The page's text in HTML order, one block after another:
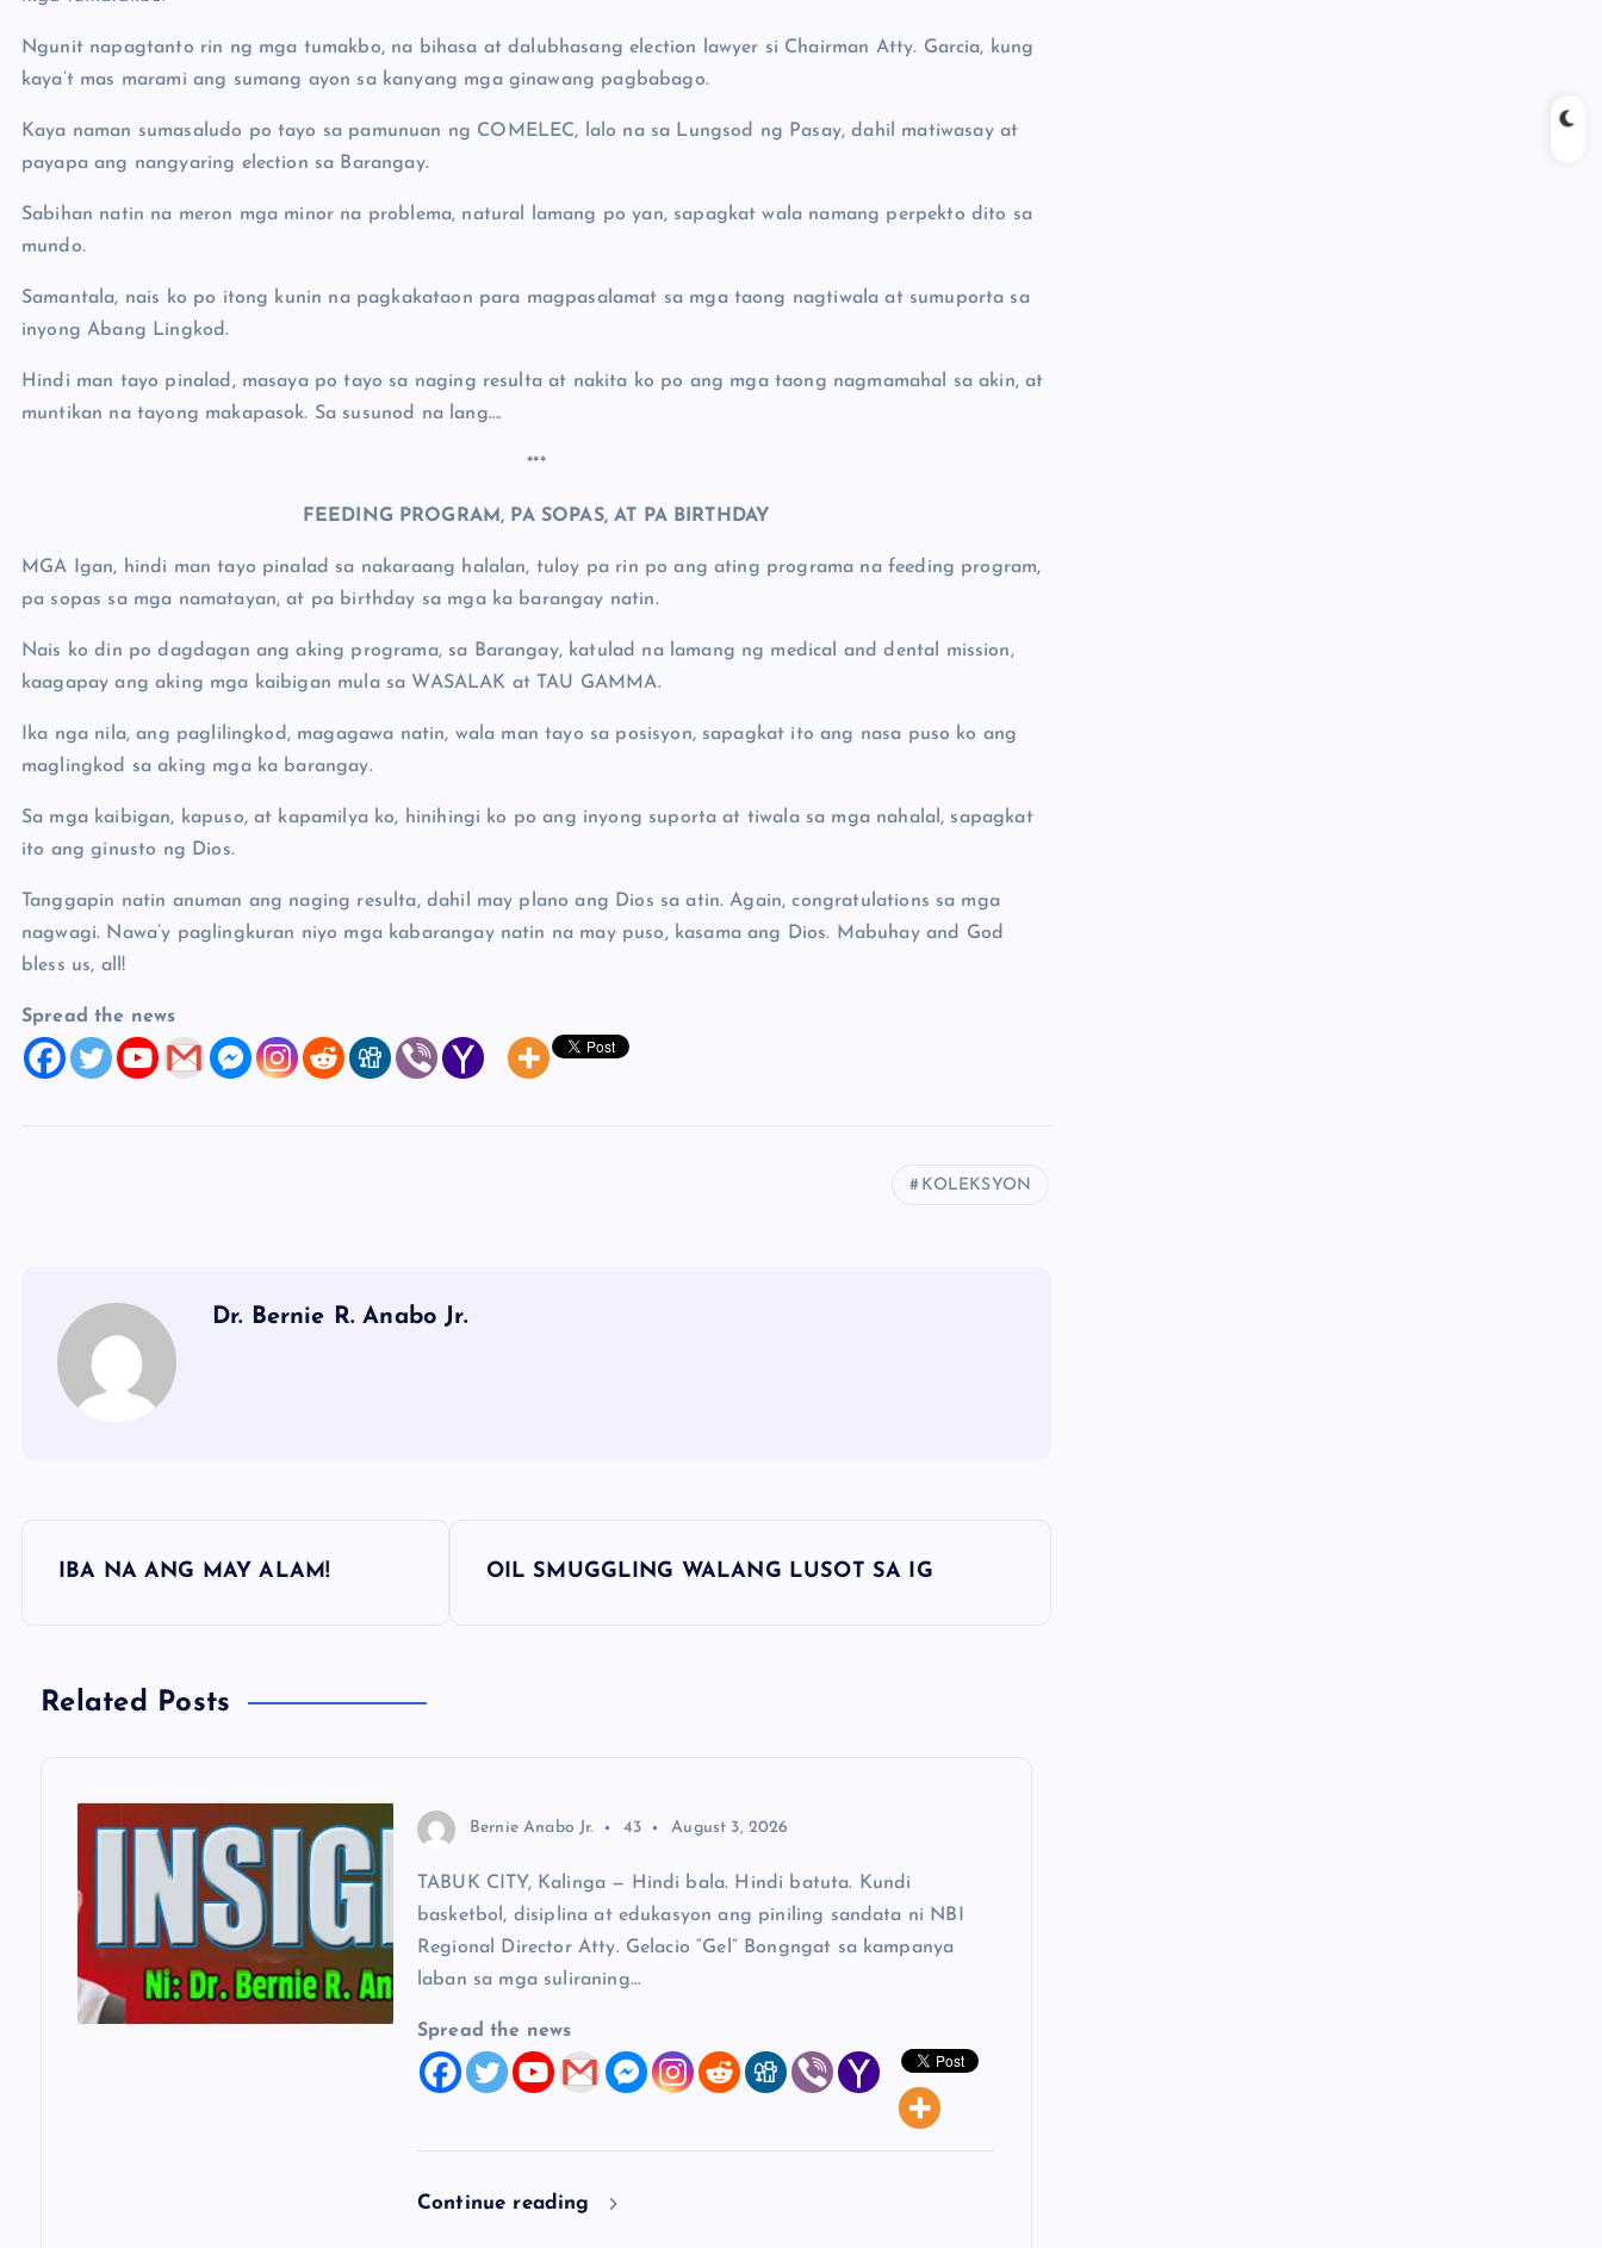
Ngunit napagtanto rin ng mga tumakbo, na bihasa at dalubhasang election lawyer si Chairman Atty. Garcia, kung
kaya’t mas marami ang sumang ayon sa kanyang mga ginawang pagbabago.
Kaya naman sumasaludo po tayo sa pamunuan ng COMELEC, lalo na sa Lungsod ng Pasay, dahil matiwasay at
payapa ang nangyaring election sa Barangay.
Sabihan natin na meron mga minor na problema, natural lamang po yan, sapagkat wala namang perpekto dito sa
mundo.
Samantala, nais ko po itong kunin na pagkakataon para magpasalamat sa mga taong nagtiwala at sumuporta sa
inyong Abang Lingkod.
Hindi man tayo pinalad, masaya po tayo sa naging resulta at nakita ko po ang mga taong nagmamahal sa akin, at
muntikan na tayong makapasok. Sa susunod na lang….
***
FEEDING PROGRAM, PA SOPAS, AT PA BIRTHDAY
MGA Igan, hindi man tayo pinalad sa nakaraang halalan, tuloy pa rin po ang ating programa na feeding program,
pa sopas sa mga namatayan, at pa birthday sa mga ka barangay natin.
Nais ko din po dagdagan ang aking programa, sa Barangay, katulad na lamang ng medical and dental mission,
kaagapay ang aking mga kaibigan mula sa WASALAK at TAU GAMMA.
Ika nga nila, ang paglilingkod, magagawa natin, wala man tayo sa posisyon, sapagkat ito ang nasa puso ko ang
maglingkod sa aking mga ka barangay.
Sa mga kaibigan, kapuso, at kapamilya ko, hinihingi ko po ang inyong suporta at tiwala sa mga nahalal, sapagkat
ito ang ginusto ng Dios.
Tanggapin natin anuman ang naging resulta, dahil may plano ang Dios sa atin. Again, congratulations sa mga
nagwagi. Nawa’y paglingkuran niyo mga kabarangay natin na may puso, kasama ang Dios. Mabuhay and God
bless us, all!
Spread the news
KOLEKSYON
Dr. Bernie R. Anabo Jr.
s
IBA NA ANG MAY ALAM! OIL SMUGGLING WALANG LUSOT SA IG
Related Posts
Bernie Anabo Jr. 43 August 3, 2026
TABUK CITY, Kalinga — Hindi bala. Hindi batuta. Kundi
basketbol, disiplina at edukasyon ang piniling sandata ni NBI
Regional Director Atty. Gelacio “Gel” Bongngat sa kampanya
laban sa mga suliraning…
Spread the news
Continue reading